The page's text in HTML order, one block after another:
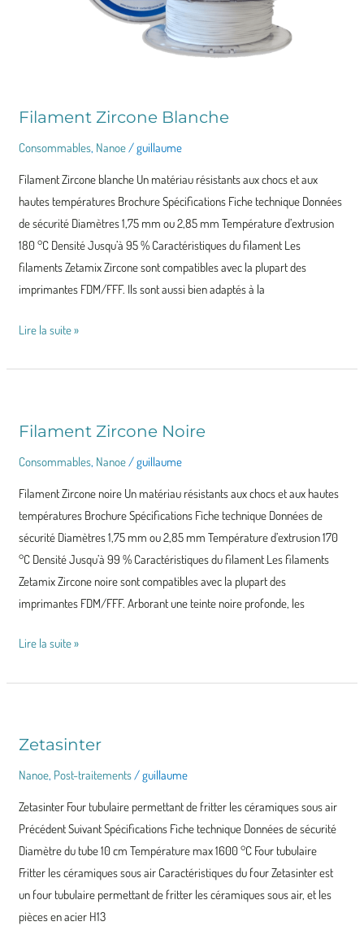
Filament Zircone Blanche
Consommables, Nanoe/guillaume
Filament Zircone blanche Un matériau résistants aux chocs et aux
hautes températures Brochure Spécifications Fiche technique Données
de sécurité Diamètres 1,75 mm ou 2,85 mm Température d’extrusion
180 °C Densité Jusqu’à 95 % Caractéristiques du filament Les
filaments Zetamix Zircone sont compatibles avec la plupart des
imprimantes FDM/FFF. Ils sont aussi bien adaptés à la
Lire la suite »
Filament Zircone Noire
Consommables, Nanoe /guillaume
Filament Zircone noire Un matériau résistants aux chocs et aux hautes
températures Brochure Spécifications Fiche technique Données de
sécurité Diamètres 1,75 mm ou 2,85 mm Température d’extrusion 170
°C Densité Jusqu’à 99 % Caractéristiques du filament Les filaments
Zetamix Zircone noire sont compatibles avec la plupart des
imprimantes FDM/FFF. Arborant une teinte noire profonde, les
Filament
Lire la suite »
Zetasinter
Nanoe, Post-traitements/guillaume
Zetasinter Four tubulaire permettant de fritter les céramiques sous air
Précédent Suivant Spécifications Fiche technique Données de sécurité
Diamètre du tube 10 cm Température max 1600 °C Four tubulaire
Fritter les céramiques sous air Caractéristiques du four Zetasinter est
un four tubulaire permettant de fritter les céramiques sous air, et les
pièces en acier H13
Zetasinter